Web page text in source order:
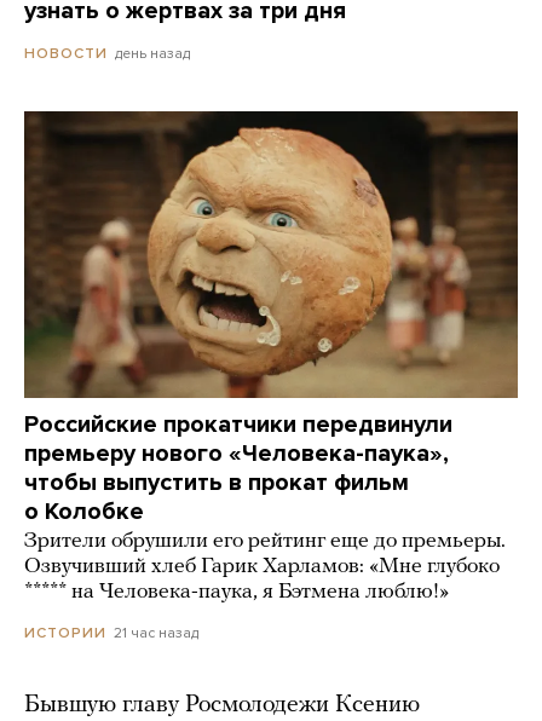
узнать о жертвах за три дня
НОВОСТИ день назад
Российские прокатчики передвинули
премьеру нового «Человека-паука»,
чтобы выпустить в прокат фильм
о Колобке
Зрители обрушили его рейтинг еще до премьеры.
Озвучивший хлеб Гарик Харламов: «Мне глубоко
***** на Человека-паука, я Бэтмена люблю!»
ИСТОРИИ 21 час назад
Бывшую главу Росмолодежи Ксению